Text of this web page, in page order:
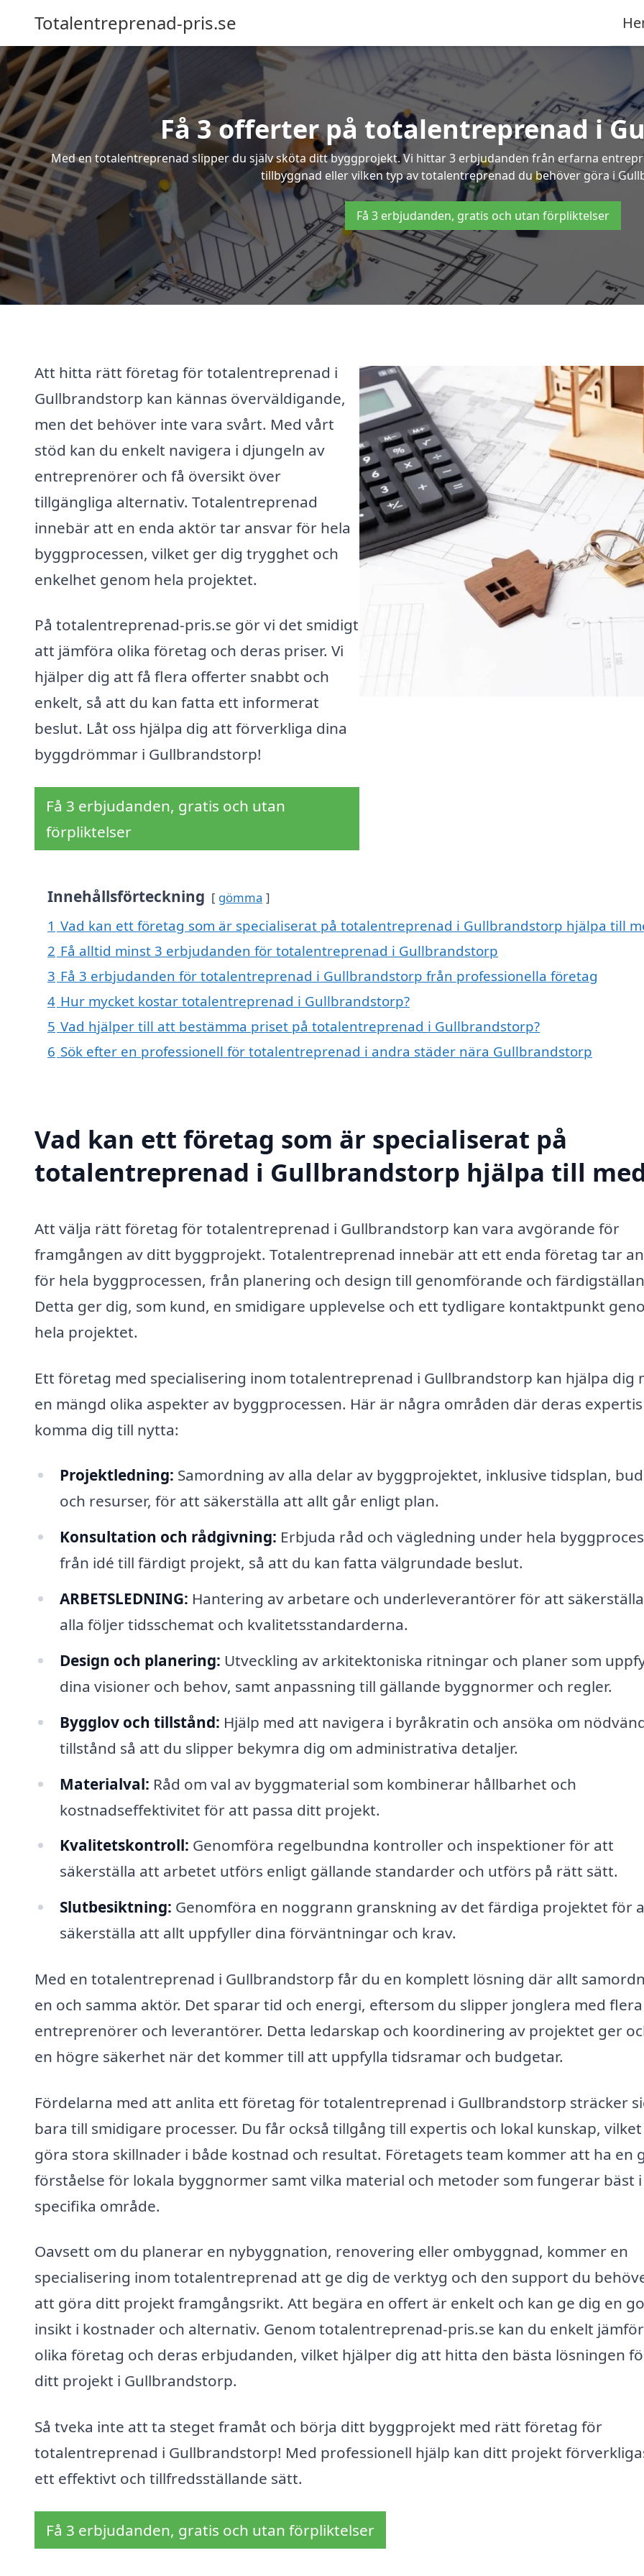
Totalentreprenad-pris.se
Få 3 offerter på totalentreprenad i
Med en totalentreprenad slipper du själv sköta ditt byggprojekt. Vi hittar 3 erbjudanden från erfarna
tillbyggnad eller vilken typ av totalentreprenad du behöver göra i
Få 3 erbjudanden, gratis och utan förpliktelser
Att hitta rätt företag för totalentreprenad i
Gullbrandstorp kan kännas överväldigande,
men det behöver inte vara svårt. Med vårt
stöd kan du enkelt navigera i djungeln av
entreprenörer och få översikt över
tillgängliga alternativ. Totalentreprenad
innebär att en enda aktör tar ansvar för hela
byggprocessen, vilket ger dig trygghet och
enkelhet genom hela projektet.
På totalentreprenad-pris.se gör vi det smidigt
att jämföra olika företag och deras priser. Vi
hjälper dig att få flera offerter snabbt och
enkelt, så att du kan fatta ett informerat
beslut. Låt oss hjälpa dig att förverkliga dina
byggdrömmar i Gullbrandstorp!
Få 3 erbjudanden, gratis och utan
förpliktelser
Innehållsförteckning gömma
1 Vad kan ett företag som är specialiserat på totalentreprenad i Gullbrandstorp hjälpa till
2 Få alltid minst 3 erbjudanden för totalentreprenad i Gullbrandstorp
3 Få 3 erbjudanden för totalentreprenad i Gullbrandstorp från professionella företag
4 Hur mycket kostar totalentreprenad i Gullbrandstorp?
5 Vad hjälper till att bestämma priset på totalentreprenad i Gullbrandstorp?
6 Sök efter en professionell för totalentreprenad i andra städer nära Gullbrandstorp
Vad kan ett företag som är specialiserat på
totalentreprenad i Gullbrandstorp hjälpa till
Att välja rätt företag för totalentreprenad i Gullbrandstorp kan vara avgörande för
framgången av ditt byggprojekt. Totalentreprenad innebär att ett enda företag tar
för hela byggprocessen, från planering och design till genomförande och
Detta ger dig, som kund, en smidigare upplevelse och ett tydligare kontaktpunkt
hela projektet.
Ett företag med specialisering inom totalentreprenad i Gullbrandstorp kan hjälpa dig
en mängd olika aspekter av byggprocessen. Här är några områden där deras
komma dig till nytta:
Projektledning: Samordning av alla delar av byggprojektet, inklusive tidsplan,
och resurser, för att säkerställa att allt går enligt plan.
Konsultation och rådgivning: Erbjuda råd och vägledning under hela
från idé till färdigt projekt, så att du kan fatta välgrundade beslut.
ARBETSLEDNING: Hantering av arbetare och underleverantörer för att
alla följer tidsschemat och kvalitetsstandarderna.
Design och planering: Utveckling av arkitektoniska ritningar och planer som
dina visioner och behov, samt anpassning till gällande byggnormer och regler.
Bygglov och tillstånd: Hjälp med att navigera i byråkratin och ansöka om
tillstånd så att du slipper bekymra dig om administrativa detaljer.
Materialval: Råd om val av byggmaterial som kombinerar hållbarhet och
kostnadseffektivitet för att passa ditt projekt.
Kvalitetskontroll: Genomföra regelbundna kontroller och inspektioner för att
säkerställa att arbetet utförs enligt gällande standarder och utförs på rätt sätt.
Slutbesiktning: Genomföra en noggrann granskning av det färdiga projektet för
säkerställa att allt uppfyller dina förväntningar och krav.
Med en totalentreprenad i Gullbrandstorp får du en komplett lösning där allt
en och samma aktör. Det sparar tid och energi, eftersom du slipper jonglera med
entreprenörer och leverantörer. Detta ledarskap och koordinering av projektet ger
en högre säkerhet när det kommer till att uppfylla tidsramar och budgetar.
Fördelarna med att anlita ett företag för totalentreprenad i Gullbrandstorp sträcker
bara till smidigare processer. Du får också tillgång till expertis och lokal kunskap,
göra stora skillnader i både kostnad och resultat. Företagets team kommer att ha en
förståelse för lokala byggnormer samt vilka material och metoder som fungerar bäst
specifika område.
Oavsett om du planerar en nybyggnation, renovering eller ombyggnad, kommer en
specialisering inom totalentreprenad att ge dig de verktyg och den support du
att göra ditt projekt framgångsrikt. Att begära en offert är enkelt och kan ge dig en
insikt i kostnader och alternativ. Genom totalentreprenad-pris.se kan du enkelt
olika företag och deras erbjudanden, vilket hjälper dig att hitta den bästa lösningen
ditt projekt i Gullbrandstorp.
Så tveka inte att ta steget framåt och börja ditt byggprojekt med rätt företag för
totalentreprenad i Gullbrandstorp! Med professionell hjälp kan ditt projekt
ett effektivt och tillfredsställande sätt.
Få 3 erbjudanden, gratis och utan förpliktelser